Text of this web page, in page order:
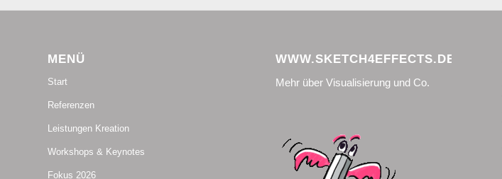
MENÜ
Start
Referenzen
Leistungen Kreation
Workshops & Keynotes
Fokus 2026
WWW.SKETCH4EFFECTS.DE
Mehr über Visualisierung und Co.